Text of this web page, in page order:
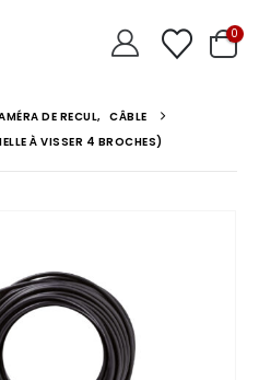
0
DE RECUL, CÂBLE
À VISSER 4 BROCHES)